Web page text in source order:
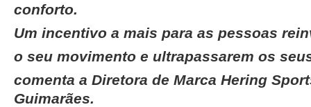
conforto.
Um incentivo a mais para as pessoas
o seu movimento e ultrapassarem os
comenta a Diretora de Marca Hering
Guimarães.